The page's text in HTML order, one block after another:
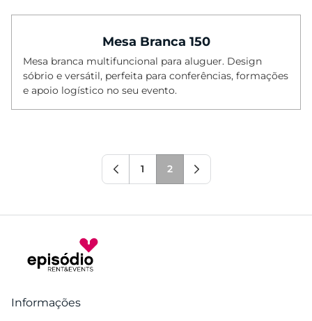
Mesas
Mesas Altas
Cadeiras Altas
Tapetes
Balcões
Mesa Branca 150
Mesa branca multifuncional para aluguer. Design
sóbrio e versátil, perfeita para conferências, formações
e apoio logístico no seu evento.
1 2
Informações